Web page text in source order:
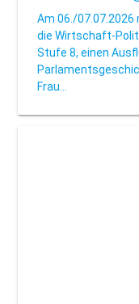
Am 06./07.07.2026
die Wirtschaft-
Stufe 8, einen
Frau…